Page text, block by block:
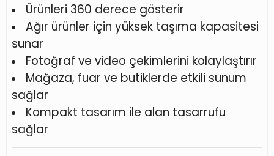
Ürünleri 360 derece gösterir
Ağır ürünler için yüksek taşıma kapasitesi
sunar
Fotoğraf ve video çekimlerini kolaylaştırır
Mağaza, fuar ve butiklerde etkili sunum
sağlar
Kompakt tasarım ile alan tasarrufu
sağlar